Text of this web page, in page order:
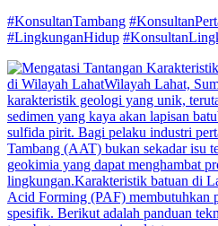
#KonsultanTambang
#LingkunganHidup